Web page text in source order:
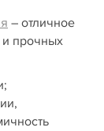
– отличное
и прочных